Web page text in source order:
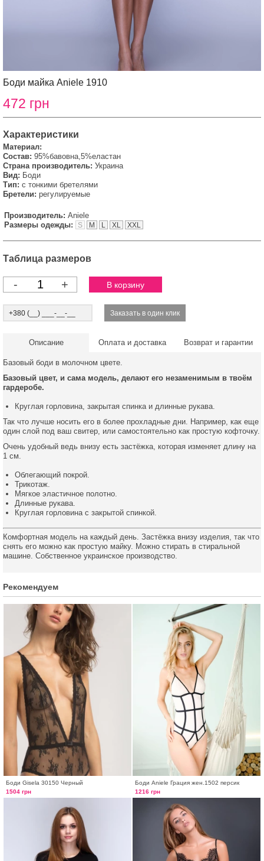
Боди майка Aniele 1910
472 грн
Характеристики
Материал:
Состав: 95%бавовна,5%еластан
Страна производитель: Украина
Вид: Боди
Тип: с тонкими бретелями
Бретели: регулируемые
Производитель: Aniele
Размеры одежды:
S M L XL XXL
Таблица размеров
- +
Описание Оплата и доставка Возврат и гарантии
Базовый боди в молочном цвете.
Базовый цвет, и сама модель, делают его незаменимым в твоём
гардеробе.
Круглая горловина, закрытая спинка и длинные рукава.
Так что лучше носить его в более прохладные дни. Например, как еще
один слой под ваш свитер, или самостоятельно как простую кофточку.
Очень удобный ведь внизу есть застёжка, которая изменяет длину на
1 см.
Облегающий покрой.
Трикотаж.
Мягкое эластичное полотно.
Длинные рукава.
Круглая горловина с закрытой спинкой.
Комфортная модель на каждый день. Застёжка внизу изделия, так что
снять его можно как простую майку. Можно стирать в стиральной
машине. Собственное украинское производство.
Рекомендуем
Боди Gisela 30150 Черный
1504 грн
Боди Aniele Грация жен.1502 персик
1216 грн